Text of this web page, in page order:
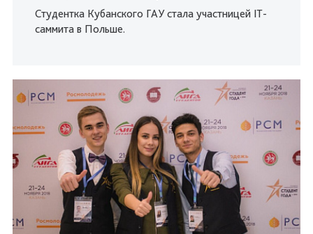
Студентка Кубанского ГАУ стала участницей IT-
саммита в Польше.